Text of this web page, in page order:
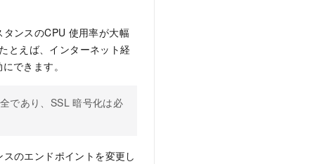
ンスのCPU 使用率が大幅
とえば、インターネット経
できます。
であり、SSL 暗号化は必
のエンドポイントを変更し